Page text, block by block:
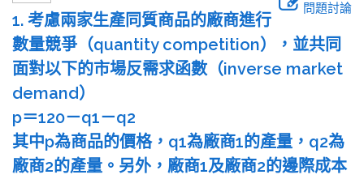
問題討論
1. 考慮兩家生產同質商品的廠商進行
數量競爭（quantity competition），並共同
面對以下的市場反需求函數（inverse market
demand）
p＝120－q1－q2
其中p為商品的價格，q1為廠商1的產量，q2為
廠商2的產量。另外，廠商1及廠商2的邊際成本